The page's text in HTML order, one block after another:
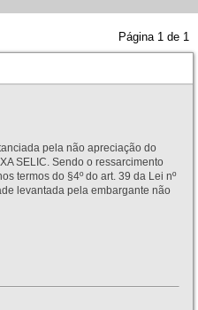
Página 1 de 1
pela não apreciação do
SELIC. Sendo o ressarcimento
termos do §4º do art. 39 da Lei nº
levantada pela embargante não